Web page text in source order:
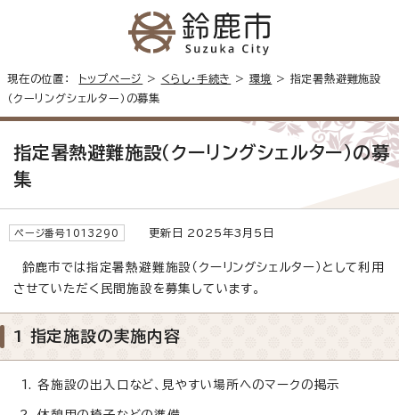
現在の位置： トップページ > くらし・手続き > 環境 > 指定暑熱避難施設
（クーリングシェルター）の募集
指定暑熱避難施設（クーリングシェルター）の募
集
ページ番号1013290 更新日 2025年3月5日
鈴鹿市では指定暑熱避難施設（クーリングシェルター）として利用
させていただく民間施設を募集しています。
1 指定施設の実施内容
各施設の出入口など、見やすい場所へのマークの掲示